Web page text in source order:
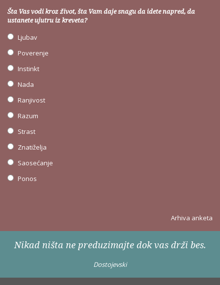
Šta Vas vodi kroz život, šta Vam daje snagu da idete napred, da
ustanete ujutru iz kreveta?
Ljubav
Poverenje
Instinkt
Nada
Ranjivost
Razum
Strast
Znatiželja
Saosećanje
Ponos
Arhiva anketa
Nikad ništa ne preduzimajte dok vas drži bes.
Dostojevski